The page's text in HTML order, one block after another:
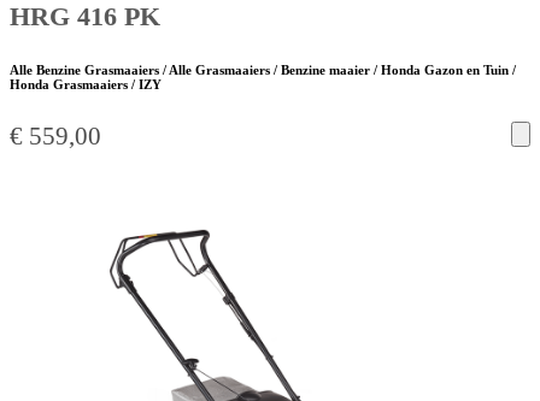
HRG 416 PK
Alle Benzine Grasmaaiers / Alle Grasmaaiers / Benzine maaier / Honda Gazon en Tuin /
Honda Grasmaaiers / IZY
€ 559,00